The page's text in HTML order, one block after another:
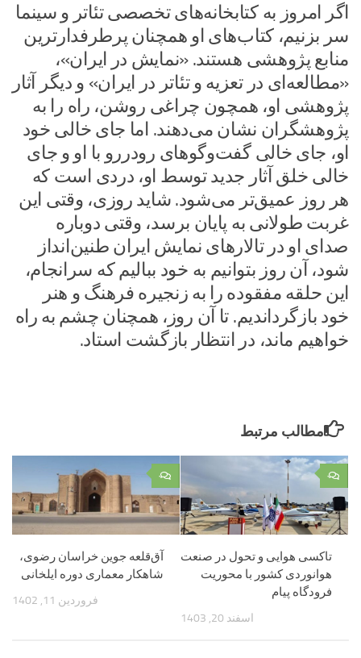
اگر امروز به کتابخانه‌های تخصصی تئاتر و سینما
سر بزنیم، کتاب‌های او همچنان پرطرفدارترین
منابع پژوهشی هستند. «نمایش در ایران»،
«مطالعه‌ای در تعزیه و تئاتر در ایران» و دیگر آثار
پژوهشی او، همچون چراغی روشن، راه را به
پژوهشگران نشان می‌دهند. اما جای خالی خود
او، جای خالی گفت‌وگوهای رودررو با او و جای
خالی خلق آثار جدید توسط او، دردی است که
هر روز عمیق‌تر می‌شود. شاید روزی، وقتی این
غربت طولانی به پایان برسد، وقتی دوباره
صدای او در تالارهای نمایش ایران طنین‌انداز
شود، آن روز بتوانیم به خود ببالیم که سرانجام،
این حلقه مفقوده را به زنجیره فرهنگ و هنر
خود بازگرداندیم. تا آن روز، همچنان چشم به راه
خواهیم ماند، در انتظار بازگشت استاد.
مطالب مرتبط
۰
آق‌قلعه جوین خراسان رضوی،
شاهکار معماری دوره ایلخانی
فروردین 11, 1402
۰
تاکسی هوایی و تحول در صنعت
هوانوردی کشور با محوریت
فرودگاه پیام
اسفند 20, 1403